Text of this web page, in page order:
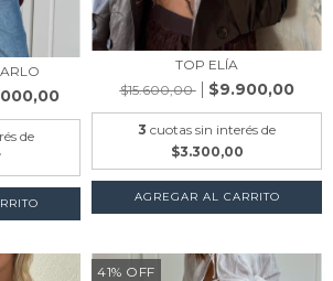
de
TOP ELÍA
$15.600,00
$9.900,00
3 cuotas sin interés de
$3.300,00
AGREGAR AL CARRITO
41% OFF